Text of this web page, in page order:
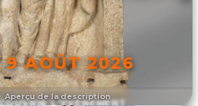
Aperçu de la description
9 AOÛT 2026
L'ÉVÉNEMENT